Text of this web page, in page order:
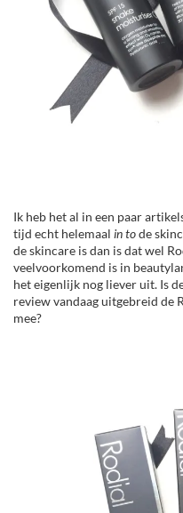
Ik heb het al in een paar
tijd echt helemaal in tode
de skincare is dan is dat wel
veelvoorkomend is in
het eigenlijk nog liever uit. Is
review vandaag uitgebreid de
mee?